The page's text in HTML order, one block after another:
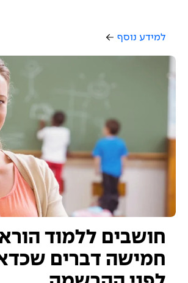
למידע נוסף
חושבים ללמוד
חמישה דברים